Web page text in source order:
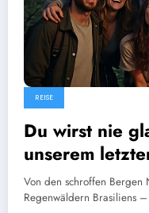
REISE
Du wirst nie
unserem
ist.
Von den schroffen Bergen
Regenwäldern Brasiliens